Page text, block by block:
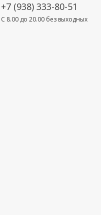
+7 (938) 333-80-51
C 8.00 до 20.00 без выходных